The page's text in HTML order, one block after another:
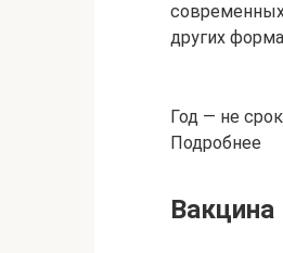
современных
других
Год — не
Подробнее